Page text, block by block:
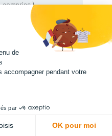
comprise)
le produit est de
stock
plus tard
de
accompagner pendant votre
par
OK pour moi